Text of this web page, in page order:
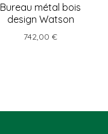
Bureau métal bois
design Watson
742,00 €